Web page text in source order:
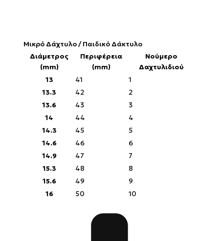
Μικρό Δάχτυλο / Παιδικό Δάκτυλο
Διάμετρος
(mm)
Περιφέρεια
(mm)
Νούμερο
Δαχτυλιδιού
13
41
1
13.3
42
2
13.6
43
3
14
44
4
14.3
45
5
14.6
46
6
14.9
47
7
15.3
48
8
15.6
49
9
16
50 10